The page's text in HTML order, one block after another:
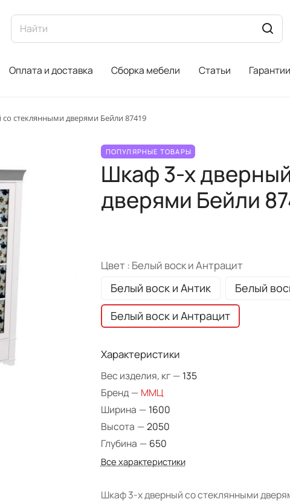
Оплата и доставка Сборка мебели Статьи Гарантии
стеклянными дверями Бейли 87419
ПОПУЛЯРНЫЕ ТОВАРЫ
Шкаф 3-х
дверями Бейли
Цвет : Белый воск и Антрацит
Белый воск и Антик
Белый
Белый воск и Антрацит
Характеристики
Вес изделия, кг — 135
Бренд — ММЦ
Ширина — 1600
Высота —2050
Глубина — 650
Все характеристики
Шкаф 3-х дверный со стеклянными